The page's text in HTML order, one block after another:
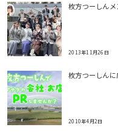
枚方つーしん
2013年11月26日
枚方つーしん
2010年4月2日